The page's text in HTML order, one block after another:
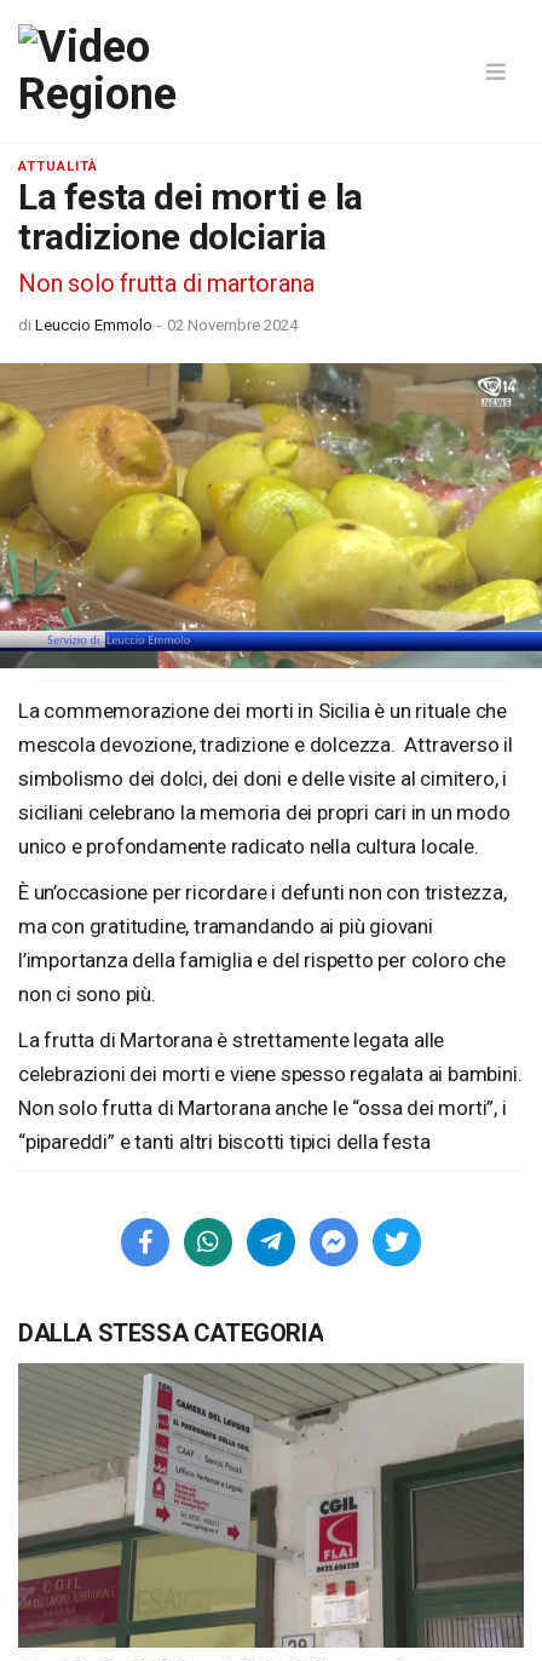
ATTUALITÀ
La festa dei morti e la
tradizione dolciaria
Non solo frutta di martorana
di Leuccio Emmolo - 02 Novembre 2024
Loaded:
La commemorazione dei morti in Sicilia è un rituale che
mescola devozione, tradizione e dolcezza. Attraverso il
simbolismo dei dolci, dei doni e delle visite al cimitero, i
siciliani celebrano la memoria dei propri cari in un modo
unico e profondamente radicato nella cultura locale.
È un’occasione per ricordare i defunti non con tristezza,
ma con gratitudine, tramandando ai più giovani
l’importanza della famiglia e del rispetto per coloro che
non ci sono più.
La frutta di Martorana è strettamente legata alle
celebrazioni dei morti e viene spesso regalata ai bambini.
Non solo frutta di Martorana anche le “ossa dei morti”, i
“pipareddi” e tanti altri biscotti tipici della festa
DALLA STESSA CATEGORIA